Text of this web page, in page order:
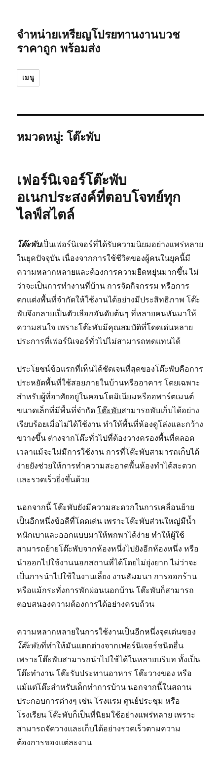
จำหน่ายเหรียญโปรยทานงานบวช
ราคาถูก พร้อมส่ง
เมนู
หมวดหมู่:โต๊ะพับ
เฟอร์นิเจอร์โต๊ะพับ
อเนกประสงค์ที่ตอบโจทย์ทุก
ไลฟ์สไตล์
โต๊ะพับเป็นเฟอร์นิเจอร์ที่ได้รับความนิยมอย่างแพร่หลาย
ในยุคปัจจุบัน เนื่องจากการใช้ชีวิตของผู้คนในยุคนี้มี
ความหลากหลายและต้องการความยืดหยุ่นมากขึ้น ไม่
ว่าจะเป็นการทำงานที่บ้าน การจัดกิจกรรม หรือการ
ตกแต่งพื้นที่จำกัดให้ใช้งานได้อย่างมีประสิทธิภาพ โต๊ะ
พับจึงกลายเป็นตัวเลือกอันดับต้นๆ ที่หลายคนหันมาให้
ความสนใจ เพราะโต๊ะพับมีคุณสมบัติที่โดดเด่นหลาย
ประการที่เฟอร์นิเจอร์ทั่วไปไม่สามารถทดแทนได้
ประโยชน์ข้อแรกที่เห็นได้ชัดเจนที่สุดของโต๊ะพับคือการ
ประหยัดพื้นที่ใช้สอยภายในบ้านหรืออาคาร โดยเฉพาะ
สำหรับผู้ที่อาศัยอยู่ในคอนโดมิเนียมหรืออพาร์ตเมนต์
ขนาดเล็กที่มีพื้นที่จำกัดโต๊ะพับสามารถพับเก็บได้อย่าง
เรียบร้อยเมื่อไม่ได้ใช้งาน ทำให้พื้นที่ห้องดูโล่งและกว้าง
ขวางขึ้น ต่างจากโต๊ะทั่วไปที่ต้องวางครองพื้นที่ตลอด
เวลาแม้จะไม่มีการใช้งาน การที่โต๊ะพับสามารถเก็บได้
ง่ายยังช่วยให้การทำความสะอาดพื้นห้องทำได้สะดวก
และรวดเร็วยิ่งขึ้นด้วย
นอกจากนี้ โต๊ะพับยังมีความสะดวกในการเคลื่อนย้าย
เป็นอีกหนึ่งข้อดีที่โดดเด่น เพราะโต๊ะพับส่วนใหญ่มีน้ำ
หนักเบาและออกแบบมาให้พกพาได้ง่าย ทำให้ผู้ใช้
สามารถย้ายโต๊ะพับจากห้องหนึ่งไปยังอีกห้องหนึ่ง หรือ
นำออกไปใช้งานนอกสถานที่ได้โดยไม่ยุ่งยาก ไม่ว่าจะ
เป็นการนำไปใช้ในงานเลี้ยง งานสัมมนา การออกร้าน
หรือแม้กระทั่งการพักผ่อนนอกบ้าน โต๊ะพับก็สามารถ
ตอบสนองความต้องการได้อย่างครบถ้วน
ความหลากหลายในการใช้งานเป็นอีกหนึ่งจุดเด่นของ
โต๊ะพับที่ทำให้มันแตกต่างจากเฟอร์นิเจอร์ชนิดอื่น
เพราะโต๊ะพับสามารถนำไปใช้ได้ในหลายบริบท ทั้งเป็น
โต๊ะทำงาน โต๊ะรับประทานอาหาร โต๊ะวางของ หรือ
แม้แต่โต๊ะสำหรับเด็กทำการบ้าน นอกจากนี้ในสถาน
ประกอบการต่างๆ เช่น โรงแรม ศูนย์ประชุม หรือ
โรงเรียน โต๊ะพับก็เป็นที่นิยมใช้อย่างแพร่หลาย เพราะ
สามารถจัดวางและเก็บได้อย่างรวดเร็วตามความ
ต้องการของแต่ละงาน